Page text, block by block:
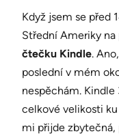
Když jsem se před
Střední Ameriky na
čtečku Kindle.
poslední v mém
nespěchám.
celkové velikosti
mi přijde